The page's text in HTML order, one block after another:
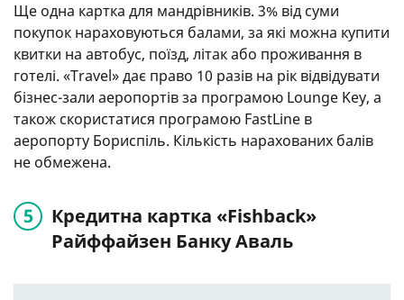
Ще одна картка для мандрівників. 3% від суми
покупок нараховуються балами, за які можна купити
квитки на автобус, поїзд, літак або проживання в
готелі. «Travel» дає право 10 разів на рік відвідувати
бізнес-зали аеропортів за програмою Lounge Key, а
також скористатися програмою FastLine в
аеропорту Бориспіль. Кількість нарахованих балів
не обмежена.
Кредитна картка «Fishback»
Райффайзен Банку Аваль